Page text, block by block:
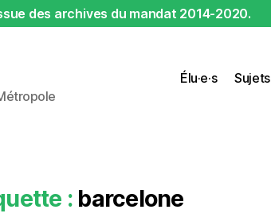
des archives du mandat 2014-2020.
Élu·e·s Sujets
: barcelone